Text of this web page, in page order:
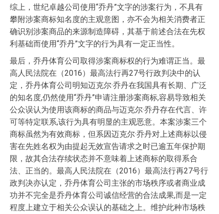
综上，世纪卓越公司使用“乔丹”文字的涉案行为，不具有
攀附涉案商标知名度的主观意图，亦不会为相关消费者正
确识别涉案商品的来源制造障碍，其基于前述合法在先权
利基础而使用“乔丹”文字的行为具有一定正当性。
最后，乔丹体育公司取得涉案商标权的行为难谓正当。最
高人民法院在（2016）最高法行再27号行政判决中的认
定，乔丹体育公司明知迈克尔·乔丹在我国具有长期、广泛
的知名度,仍然使用“乔丹”申请注册涉案商标,容易导致相关
公众误认为使用该商标的商品与迈克尔·乔丹存在代言、许
可等特定联系,该行为具有明显的主观恶意。本案涉案三个
商标虽然为有效商标，但系因迈克尔·乔丹对上述商标以侵
害在先姓名权为由提起无效宣告请求之时已逾五年保护期
限，故其合法存续状态并不意味着上述商标的取得系合
法、正当的。最高人民法院在（2016）最高法行再27号行
政判决亦认定，乔丹体育公司主张的市场秩序或者商业成
功并不完全是乔丹体育公司诚信经营的合法成果,而是一定
程度上建立于相关公众误认的基础之上。维护此种市场秩